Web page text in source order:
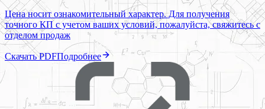
Цена носит ознакомительный характер. Для получения
точного КП с учетом ваших условий, пожалуйста, свяжитесь с
отделом продаж
Скачать PDFПодробнее